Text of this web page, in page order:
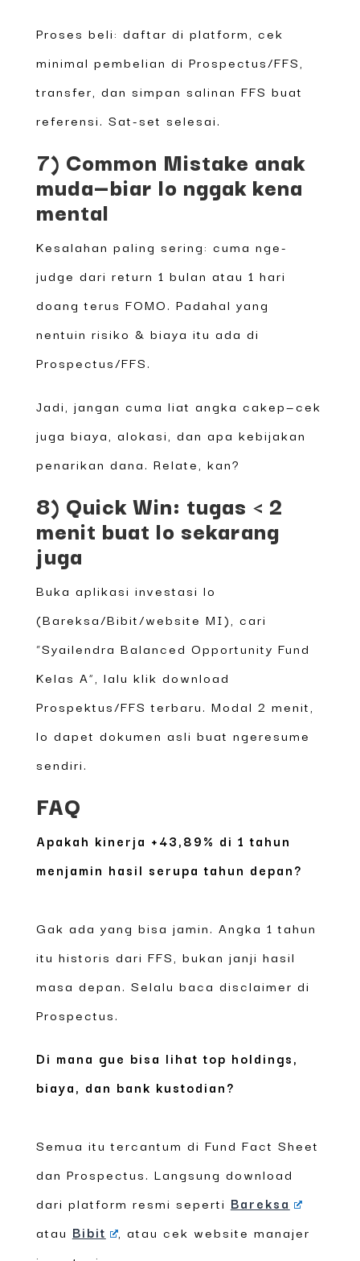
Proses beli: daftar di platform, cek
minimal pembelian di Prospectus/FFS,
transfer, dan simpan salinan FFS buat
referensi. Sat-set selesai.
7) Common Mistake anak
muda—biar lo nggak kena
mental
Kesalahan paling sering: cuma nge-
judge dari return 1 bulan atau 1 hari
doang terus FOMO. Padahal yang
nentuin risiko & biaya itu ada di
Prospectus/FFS.
Jadi, jangan cuma liat angka cakep—cek
juga biaya, alokasi, dan apa kebijakan
penarikan dana. Relate, kan?
8) Quick Win: tugas < 2
menit buat lo sekarang
juga
Buka aplikasi investasi lo
(Bareksa/Bibit/website MI), cari
“Syailendra Balanced Opportunity Fund
Kelas A”, lalu klik download
Prospektus/FFS terbaru. Modal 2 menit,
lo dapet dokumen asli buat ngeresume
sendiri.
FAQ
Apakah kinerja +43,89% di 1 tahun
menjamin hasil serupa tahun depan?
Gak ada yang bisa jamin. Angka 1 tahun
itu historis dari FFS, bukan janji hasil
masa depan. Selalu baca disclaimer di
Prospectus.
Di mana gue bisa lihat top holdings,
biaya, dan bank kustodian?
Semua itu tercantum di Fund Fact Sheet
dan Prospectus. Langsung download
dari platform resmi seperti Bareksa
atau Bibit
, atau cek website manajer